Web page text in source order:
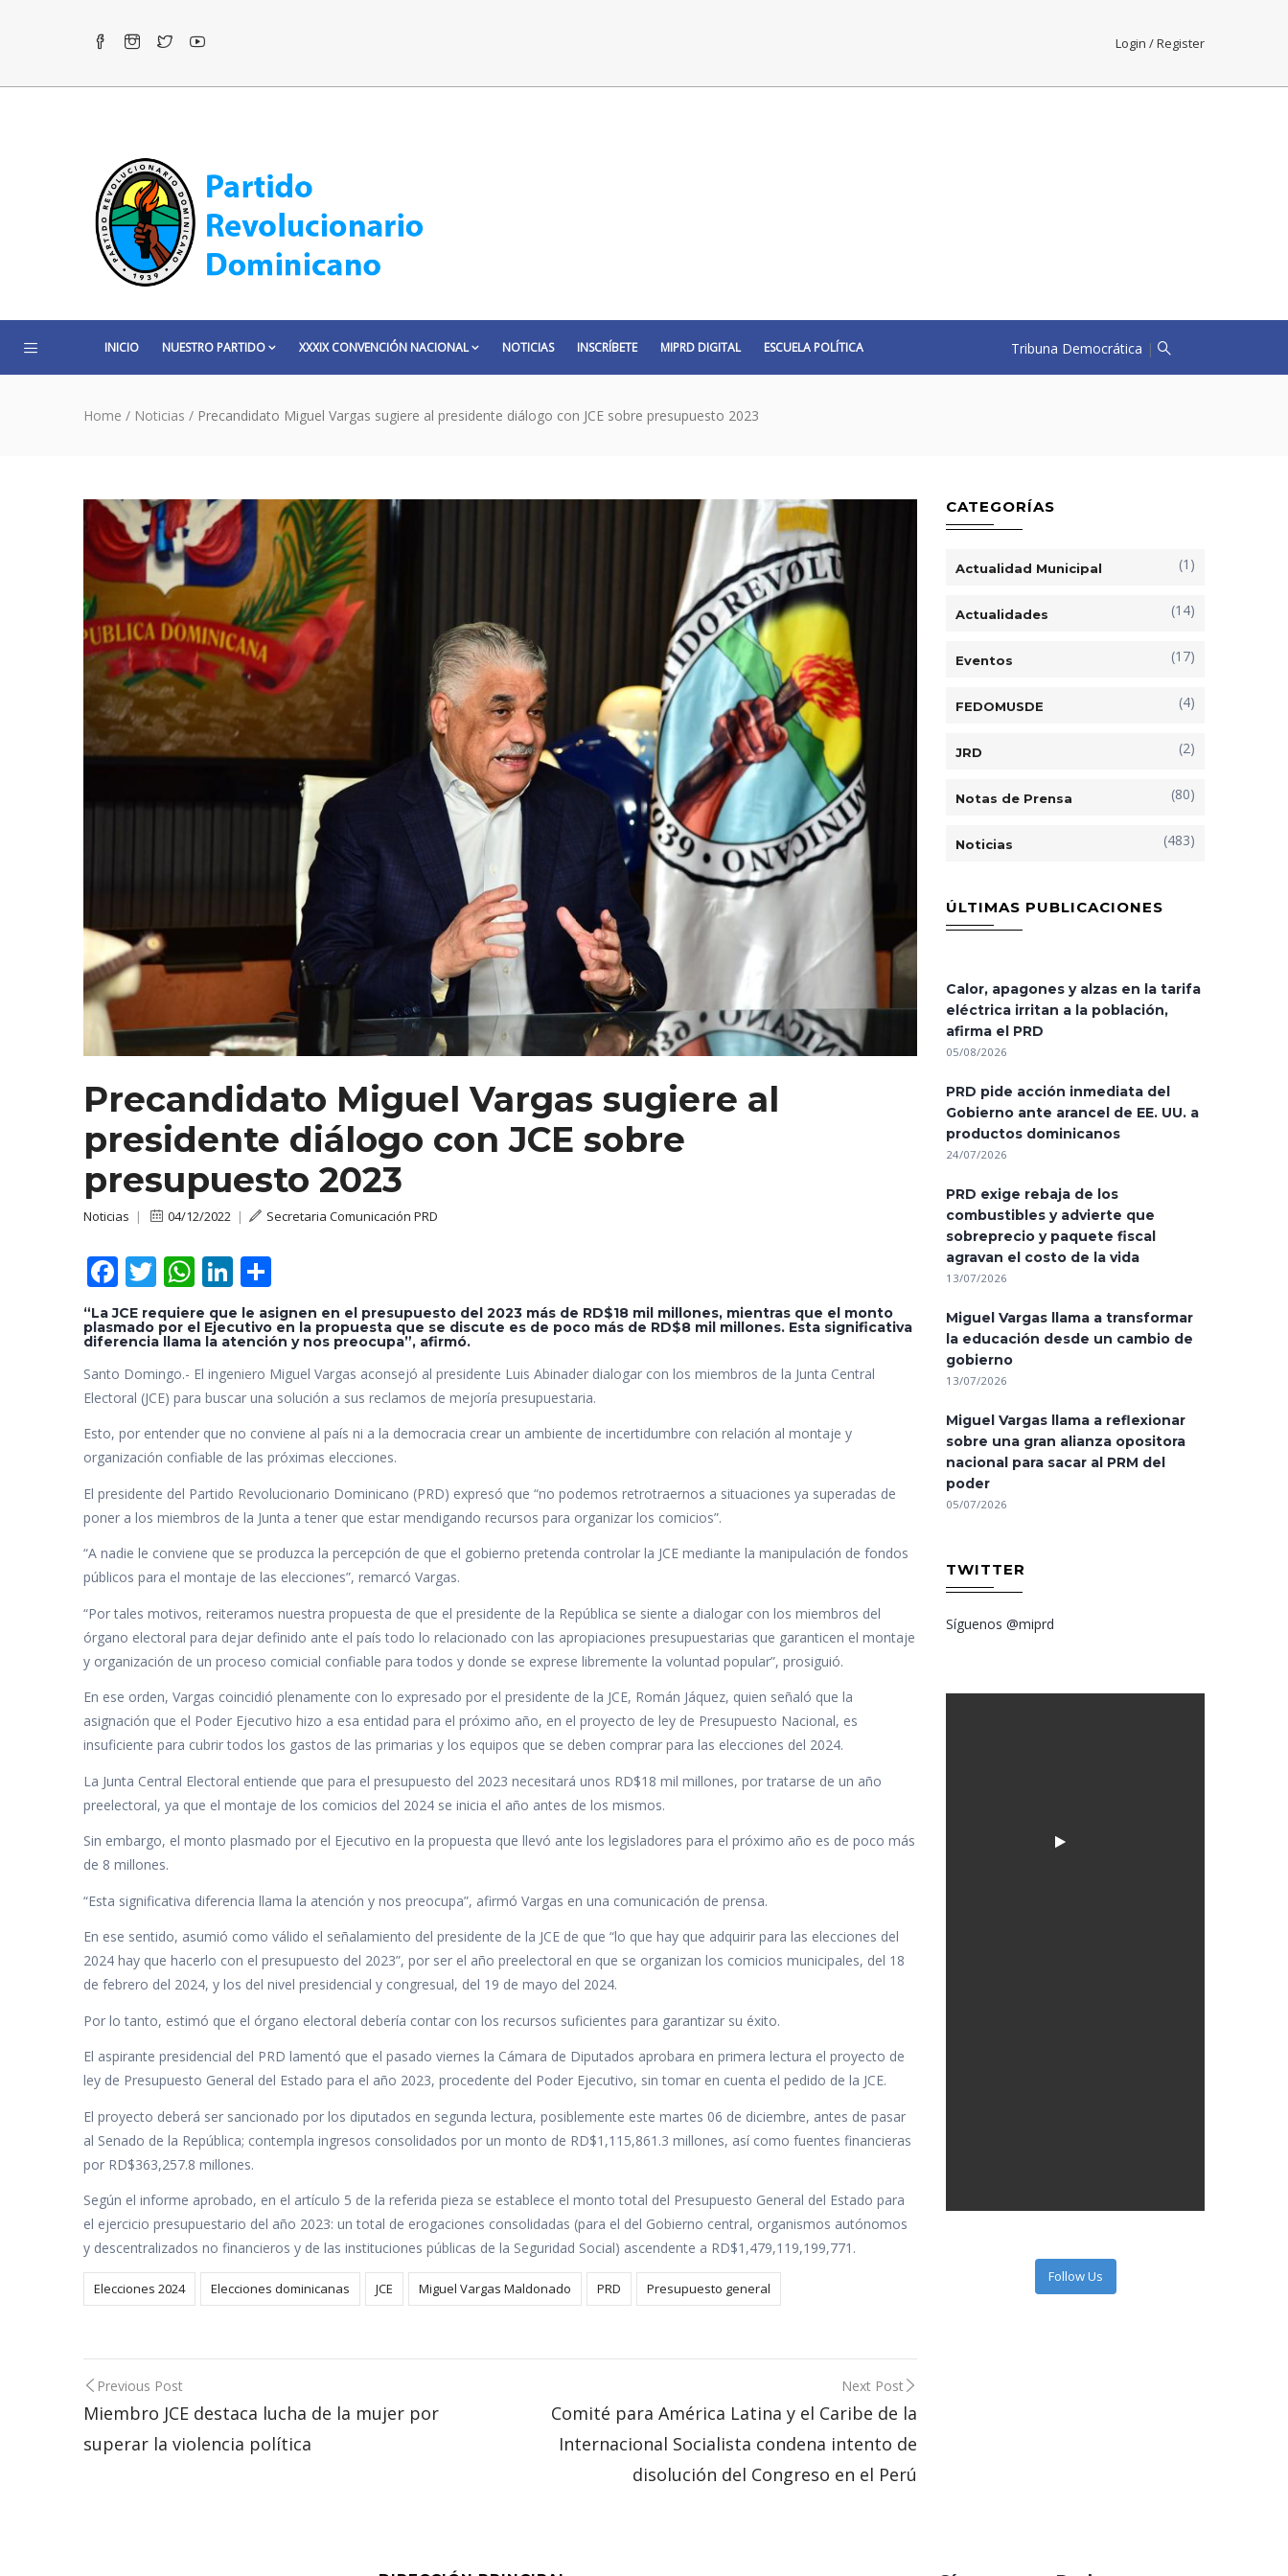
Login / Register
INICIO NUESTRO PARTIDO XXXIX CONVENCIÓN NACIONAL NOTICIAS INSCRÍBETE MIPRD DIGITAL ESCUELA POLÍTICA Tribuna Democrática |
Home / Noticias / Precandidato Miguel Vargas sugiere al presidente diálogo con JCE sobre presupuesto 2023
Precandidato Miguel Vargas sugiere al
presidente diálogo con JCE sobre
presupuesto 2023
Noticias | 04/12/2022 | Secretaria Comunicación PRD
F
ac
e
b
o
o
k
T
w
itt
er
W
h
at
s
A
p
p
Li
n
k
e
dI
n
o
m
p
ar
ti
r
“La JCE requiere que le asignen en el presupuesto del 2023 más de RD$18 mil millones, mientras que el monto
plasmado por el Ejecutivo en la propuesta que se discute es de poco más de RD$8 mil millones. Esta significativa
diferencia llama la atención y nos preocupa”, afirmó.
Santo Domingo.- El ingeniero Miguel Vargas aconsejó al presidente Luis Abinader dialogar con los miembros de la Junta Central
Electoral (JCE) para buscar una solución a sus reclamos de mejoría presupuestaria.
Esto, por entender que no conviene al país ni a la democracia crear un ambiente de incertidumbre con relación al montaje y
organización confiable de las próximas elecciones.
El presidente del Partido Revolucionario Dominicano (PRD) expresó que “no podemos retrotraernos a situaciones ya superadas de
poner a los miembros de la Junta a tener que estar mendigando recursos para organizar los comicios”.
“A nadie le conviene que se produzca la percepción de que el gobierno pretenda controlar la JCE mediante la manipulación de fondos
públicos para el montaje de las elecciones”, remarcó Vargas.
“Por tales motivos, reiteramos nuestra propuesta de que el presidente de la República se siente a dialogar con los miembros del
órgano electoral para dejar definido ante el país todo lo relacionado con las apropiaciones presupuestarias que garanticen el montaje
y organización de un proceso comicial confiable para todos y donde se exprese libremente la voluntad popular”, prosiguió.
En ese orden, Vargas coincidió plenamente con lo expresado por el presidente de la JCE, Román Jáquez, quien señaló que la
asignación que el Poder Ejecutivo hizo a esa entidad para el próximo año, en el proyecto de ley de Presupuesto Nacional, es
insuficiente para cubrir todos los gastos de las primarias y los equipos que se deben comprar para las elecciones del 2024.
La Junta Central Electoral entiende que para el presupuesto del 2023 necesitará unos RD$18 mil millones, por tratarse de un año
preelectoral, ya que el montaje de los comicios del 2024 se inicia el año antes de los mismos.
Sin embargo, el monto plasmado por el Ejecutivo en la propuesta que llevó ante los legisladores para el próximo año es de poco más
de 8 millones.
“Esta significativa diferencia llama la atención y nos preocupa”, afirmó Vargas en una comunicación de prensa.
En ese sentido, asumió como válido el señalamiento del presidente de la JCE de que “lo que hay que adquirir para las elecciones del
2024 hay que hacerlo con el presupuesto del 2023”, por ser el año preelectoral en que se organizan los comicios municipales, del 18
de febrero del 2024, y los del nivel presidencial y congresual, del 19 de mayo del 2024.
Por lo tanto, estimó que el órgano electoral debería contar con los recursos suficientes para garantizar su éxito.
El aspirante presidencial del PRD lamentó que el pasado viernes la Cámara de Diputados aprobara en primera lectura el proyecto de
ley de Presupuesto General del Estado para el año 2023, procedente del Poder Ejecutivo, sin tomar en cuenta el pedido de la JCE.
El proyecto deberá ser sancionado por los diputados en segunda lectura, posiblemente este martes 06 de diciembre, antes de pasar
al Senado de la República; contempla ingresos consolidados por un monto de RD$1,115,861.3 millones, así como fuentes financieras
por RD$363,257.8 millones.
Según el informe aprobado, en el artículo 5 de la referida pieza se establece el monto total del Presupuesto General del Estado para
el ejercicio presupuestario del año 2023: un total de erogaciones consolidadas (para el del Gobierno central, organismos autónomos
y descentralizados no financieros y de las instituciones públicas de la Seguridad Social) ascendente a RD$1,479,119,199,771.
Elecciones 2024 Elecciones dominicanas JCE Miguel Vargas Maldonado PRD Presupuesto general
Post
navigation
Previous Post
Miembro JCE destaca lucha de la mujer por
superar la violencia política
Next Post
Comité para América Latina y el Caribe de la
Internacional Socialista condena intento de
disolución del Congreso en el Perú
CATEGORÍAS
Actualidad Municipal (1)
Actualidades (14)
Eventos (17)
FEDOMUSDE (4)
JRD (2)
Notas de Prensa (80)
Noticias (483)
ÚLTIMAS PUBLICACIONES
Calor, apagones y alzas en la tarifa
eléctrica irritan a la población,
afirma el PRD
05/08/2026
PRD pide acción inmediata del
Gobierno ante arancel de EE. UU. a
productos dominicanos
24/07/2026
PRD exige rebaja de los
combustibles y advierte que
sobreprecio y paquete fiscal
agravan el costo de la vida
13/07/2026
Miguel Vargas llama a transformar
la educación desde un cambio de
gobierno
13/07/2026
Miguel Vargas llama a reflexionar
sobre una gran alianza opositora
nacional para sacar al PRM del
poder
05/07/2026
TWITTER
Síguenos @miprd
Follow Us